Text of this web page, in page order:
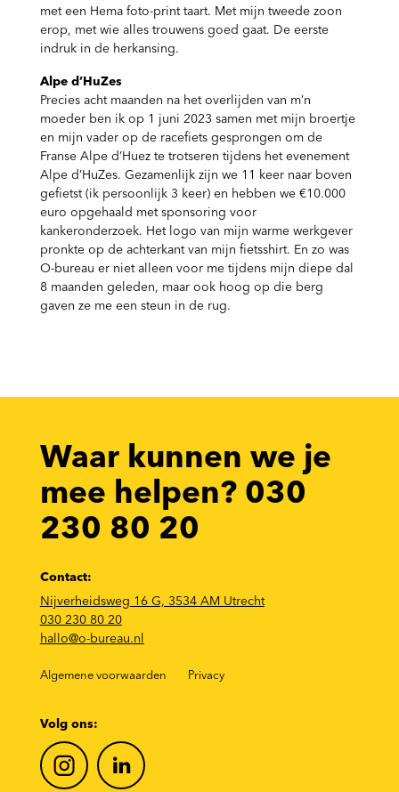
met een Hema foto-print taart. Met mijn tweede zoon
erop, met wie alles trouwens goed gaat. De eerste
indruk in de herkansing.
Alpe d’HuZes
Precies acht maanden na het overlijden van m’n
moeder ben ik op 1 juni 2023 samen met mijn broertje
en mijn vader op de racefiets gesprongen om de
Franse Alpe d’Huez te trotseren tijdens het evenement
Alpe d’HuZes. Gezamenlijk zijn we 11 keer naar boven
gefietst (ik persoonlijk 3 keer) en hebben we €10.000
euro opgehaald met sponsoring voor
kankeronderzoek. Het logo van mijn warme werkgever
pronkte op de achterkant van mijn fietsshirt. En zo was
O-bureau er niet alleen voor me tijdens mijn diepe dal
8 maanden geleden, maar ook hoog op die berg
gaven ze me een steun in de rug.
Waar kunnen we je
mee helpen? 030
230 80 20
Contact:
Nijverheidsweg 16 G, 3534 AM Utrecht
030 230 80 20
hallo@o-bureau.nl
Algemene voorwaarden Privacy
Volg ons: